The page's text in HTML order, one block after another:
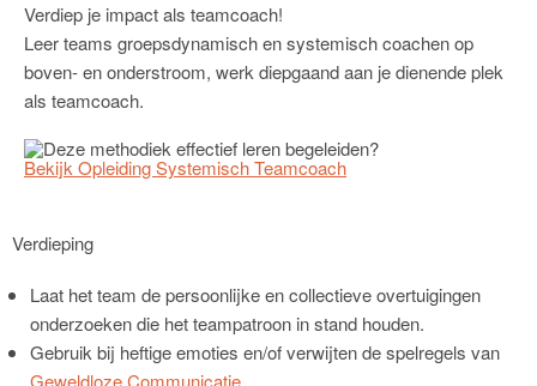
Verdiep je impact als teamcoach!
Leer teams groepsdynamisch en systemisch coachen op
boven- en onderstroom, werk diepgaand aan je dienende plek
als teamcoach.
Bekijk Opleiding Systemisch Teamcoach
Verdieping
Laat het team de persoonlijke en collectieve overtuigingen
onderzoeken die het teampatroon in stand houden.
Gebruik bij heftige emoties en/of verwijten de spelregels van